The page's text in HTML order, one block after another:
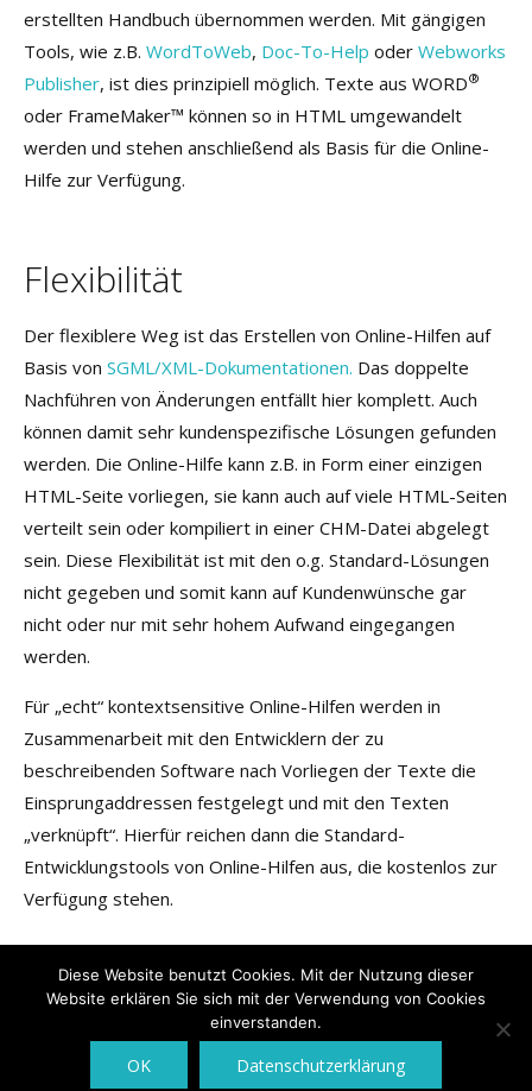
erstellten Handbuch übernommen werden. Mit gängigen
Tools, wie z.B. WordToWeb, Doc-To-Help oder Webworks
Publisher, ist dies prinzipiell möglich. Texte aus WORD®
oder FrameMaker™ können so in HTML umgewandelt
werden und stehen anschließend als Basis für die Online-
Hilfe zur Verfügung.
Flexibilität
Der flexiblere Weg ist das Erstellen von Online-Hilfen auf
Basis von SGML/XML-Dokumentationen. Das doppelte
Nachführen von Änderungen entfällt hier komplett. Auch
können damit sehr kundenspezifische Lösungen gefunden
werden. Die Online-Hilfe kann z.B. in Form einer einzigen
HTML-Seite vorliegen, sie kann auch auf viele HTML-Seiten
verteilt sein oder kompiliert in einer CHM-Datei abgelegt
sein. Diese Flexibilität ist mit den o.g. Standard-Lösungen
nicht gegeben und somit kann auf Kundenwünsche gar
nicht oder nur mit sehr hohem Aufwand eingegangen
werden.
Für „echt“ kontextsensitive Online-Hilfen werden in
Zusammenarbeit mit den Entwicklern der zu
beschreibenden Software nach Vorliegen der Texte die
Einsprungaddressen festgelegt und mit den Texten
„verknüpft“. Hierfür reichen dann die Standard-
Entwicklungstools von Online-Hilfen aus, die kostenlos zur
Verfügung stehen.
© 2026 Arano GmbH | WordPress-Theme:AccessPress Root
Diese Website benutzt Cookies. Mit der Nutzung dieser
Website erklären Sie sich mit der Verwendung von Cookies
einverstanden.
OK Datenschutzerklärung